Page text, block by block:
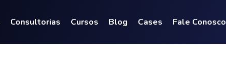
Consultorias Cursos Blog Cases Fale Conosco